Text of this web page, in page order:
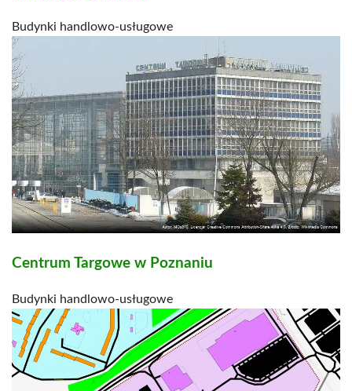
Budynki handlowo-usługowe
Centrum Targowe w Poznaniu
Budynki handlowo-usługowe